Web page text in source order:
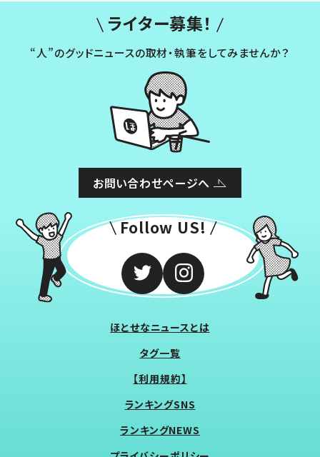
ライター募集！
“人”のグッドニュースの取材・執筆をしてみませんか？
お問い合わせページへ
Follow US!
ほとせなニュースとは
タグ一覧
【利用規約】
ランキングSNS
ランキングNEWS